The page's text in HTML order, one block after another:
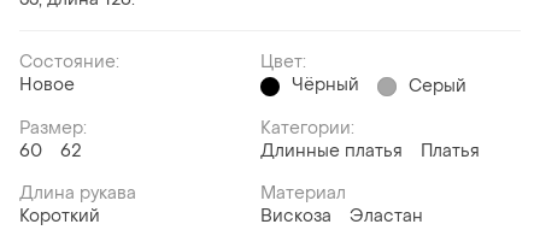
Состояние:
Новое
Цвет:
Чёрный
Серый
Размер:
60
62
Категории:
Длинные платья
Платья
Длина рукава
Короткий
Материал
Вискоза
Эластан